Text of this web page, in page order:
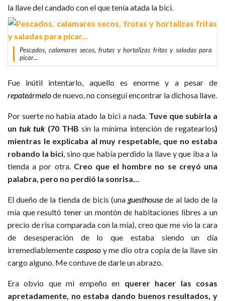
la llave del candado con el que tenía atada la bici.
Pescados, calamares secos, frutas y hortalizas fritas y saladas para
picar...
Fue inútil intentarlo, aquello es enorme y a pesar de
repateármelode nuevo, no conseguí encontrar la dichosa llave.
Por suerte no había atado la bici a nada. Tuve que subirla a
untuk tuk(70 THBsin la mínima intención de regatearlos)
mientras le explicaba al muy respetable, que no estaba
robando la bici, sino que había perdido la llave y que iba a la
tienda a por otra. Creo que el hombre no se creyó una
palabra, pero no perdió la sonrisa…
El dueño de la tienda de bicis (unaguesthouse de al lado de la
mía que resultó tener un montón de habitaciones libres a un
precio de risa comparada con la mía), creo que me vio la cara
de desesperación de lo que estaba siendo un día
irremediablemente casposoy me dio otra copia de la llave sin
cargo alguno. Me contuve de darle un abrazo.
Era obvio que mi empeño en querer hacer las cosas
apretadamente, no estaba dando buenos resultados, y